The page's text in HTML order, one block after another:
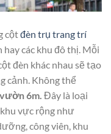
cộtđèn trụ trang trí
các khu đô thị. Mỗi
đèn khác nhau sẽ tạo
cảnh. Không thể
6m. Đây là loại
vực rộng như
công viên, khu